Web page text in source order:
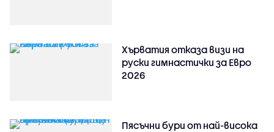
Хърватия отказа визи на
руски гимнастички за Евро
2026
Пясъчни бури от най-висока